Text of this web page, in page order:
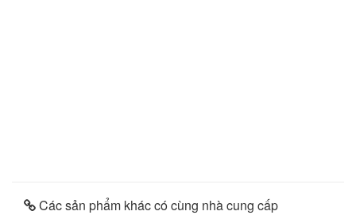
Các sản phẩm khác có cùng nhà cung cấp